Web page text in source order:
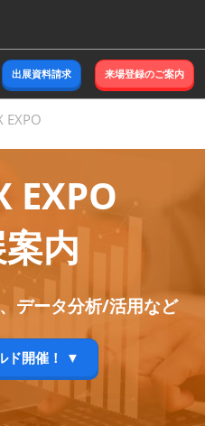
出展資料請求 来場登録のご案内
EXPO
EXPO
内
データ分析/活用など
ド開催！ ▼